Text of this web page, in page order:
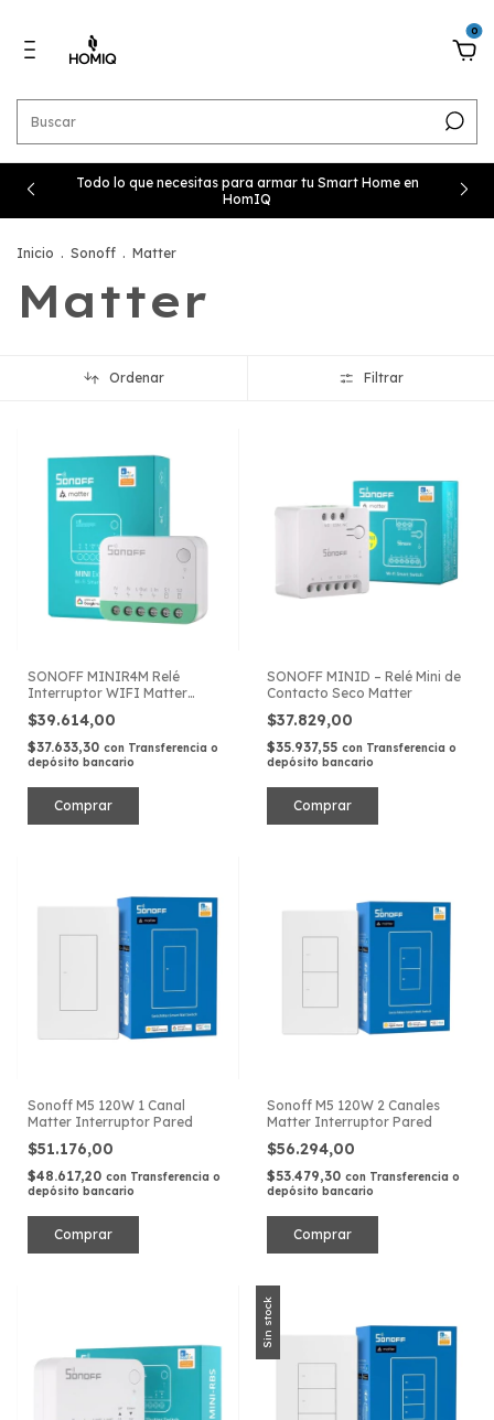
0
Todo lo que necesitas para armar tu Smart Home en
HomIQ
Inicio . Sonoff . Matter
Matter
Ordenar Filtrar
SONOFF MINIR4M Relé
Interruptor WIFI Matter
HomeKit
$39.614,00
$37.633,30 con Transferencia o
depósito bancario
SONOFF MINID – Relé Mini de
Contacto Seco Matter
$37.829,00
$35.937,55 con Transferencia o
depósito bancario
Sonoff M5 120W 1 Canal
Matter Interruptor Pared
$51.176,00
$48.617,20 con Transferencia o
depósito bancario
Sonoff M5 120W 2 Canales
Matter Interruptor Pared
$56.294,00
$53.479,30 con Transferencia o
depósito bancario
Sin stock